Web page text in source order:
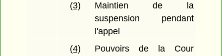
(3)
Maintien de la
suspension pendant
l'appel
(4)
Pouvoirs de la Cour